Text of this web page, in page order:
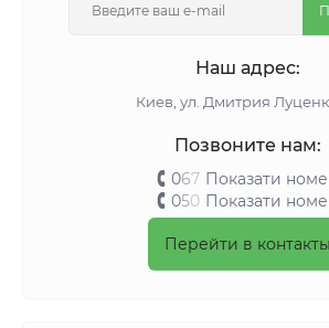
Наш адрес:
Киeв, ул. Дмитрия
Позвоните нам:
067 Показати
050 Показати
Перейти в контакты